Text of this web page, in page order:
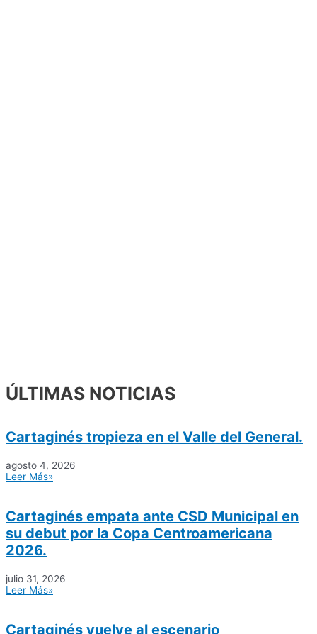
ÚLTIMAS NOTICIAS
Cartaginés tropieza en el Valle del General.
agosto 4, 2026
Leer Más»
Cartaginés empata ante CSD Municipal en
su debut por la Copa Centroamericana
2026.
julio 31, 2026
Leer Más»
Cartaginés vuelve al escenario